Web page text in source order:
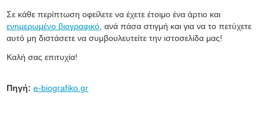
Σε κάθε περίπτωση οφείλετε να έχετε έτοιμο ένα άρτιο και
ενημερωμένο βιογραφικό , ανά πάσα στιγμή και για να το πετύχετε
αυτό μη διστάσετε να συμβουλευτείτε την ιστοσελίδα μας!
Καλή σας επιτυχία!
Πηγή:e-biografiko.gr